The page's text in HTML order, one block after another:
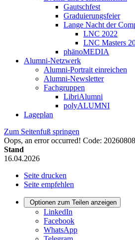
Gautschfest
Graduierungsfeier
Lange Nacht der
LNC 2022
LNC Masters
phänoMEDIA
Alumni-Netzwerk
Alumni-Portrait einreichen
Alumni-Newsletter
Fachgruppen
LibriAlumni
polyALUMNI
Lageplan
Zum Seitenfuß springen
Oops, an error occurred! Code:
Stand
16.04.2026
Seite drucken
Seite empfehlen
Optionen zum Teilen anzeigen
LinkedIn
Facebook
WhatsApp